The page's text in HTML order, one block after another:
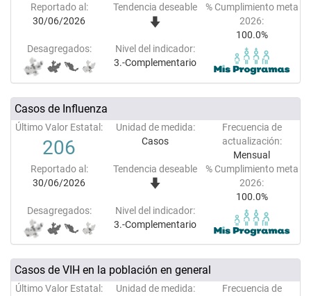
Reportado al:
30/06/2026
Tendencia deseable
% Cumplimiento meta
2026:
100.0%
Desagregados:
Nivel del indicador:
3.-Complementario
Casos de Influenza
Último Valor Estatal:
206
Unidad de medida:
Casos
Frecuencia de
actualización:
Mensual
Reportado al:
30/06/2026
Tendencia deseable
% Cumplimiento meta
2026:
100.0%
Desagregados:
Nivel del indicador:
3.-Complementario
Casos de VIH en la población en general
Último Valor Estatal:
Unidad de medida:
Frecuencia de